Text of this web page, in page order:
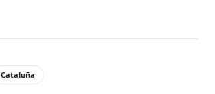
Cataluña